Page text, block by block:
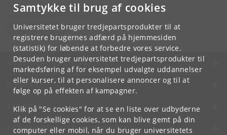
Samtykke til brug af cookies
Universitetet bruger tredjepartsprodukter til at
registrere brugernes adfærd på hjemmesiden
(statistik) for løbende at forbedre vores service.
Desuden bruger universitetet tredjepartsprodukter til
markedsføring af for eksempel udvalgte uddannelser
eller kurser, til at personalisere annoncer og til at
følge op på effekten af kampagner.
Klik på "Se cookies" for at se en liste over udbyderne
af de forskellige cookies, som kan blive gemt på din
computer eller mobil, når du bruger universitetets
Kontakt:
Sigrun Eydinsdottir Petersen
dgcss @hum.ku.dk
KØBENHAVNS UNIVERSITET
KONTAKT
SERVICES
FOR STUDERENDE OG ANSATTE